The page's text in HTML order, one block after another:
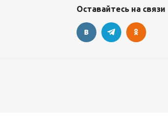
Оставайтесь на связи